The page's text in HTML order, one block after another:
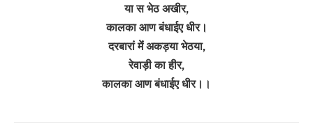
या स भेठ अखीर,
कालका आण बंधाईए धीर।
दरबारां मेंं अकड़या भेठया,
रेवाड़ी का हीर,
कालका आण बंधाईए धीर।।